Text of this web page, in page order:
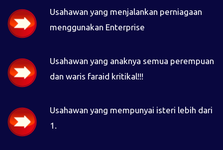
Usahawan yang menjalankan perniagaan
menggunakan Enterprise
Usahawan yang anaknya semua perempuan
dan waris faraid kritikal!!!
Usahawan yang mempunyai isteri lebih dari
1.